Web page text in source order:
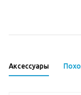
Аксессуары